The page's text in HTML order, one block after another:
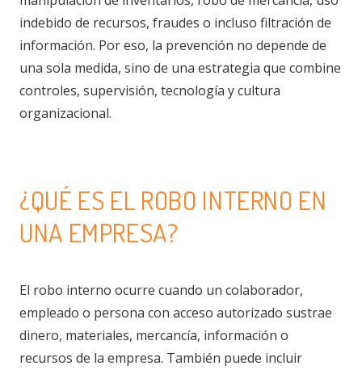
indebido de recursos, fraudes o incluso filtración de
información. Por eso, la prevención no depende de
una sola medida, sino de una estrategia que combine
controles, supervisión, tecnología y cultura
organizacional.
¿QUÉ ES EL ROBO INTERNO EN
UNA EMPRESA?
El robo interno ocurre cuando un colaborador,
empleado o persona con acceso autorizado sustrae
dinero, materiales, mercancía, información o
recursos de la empresa. También puede incluir